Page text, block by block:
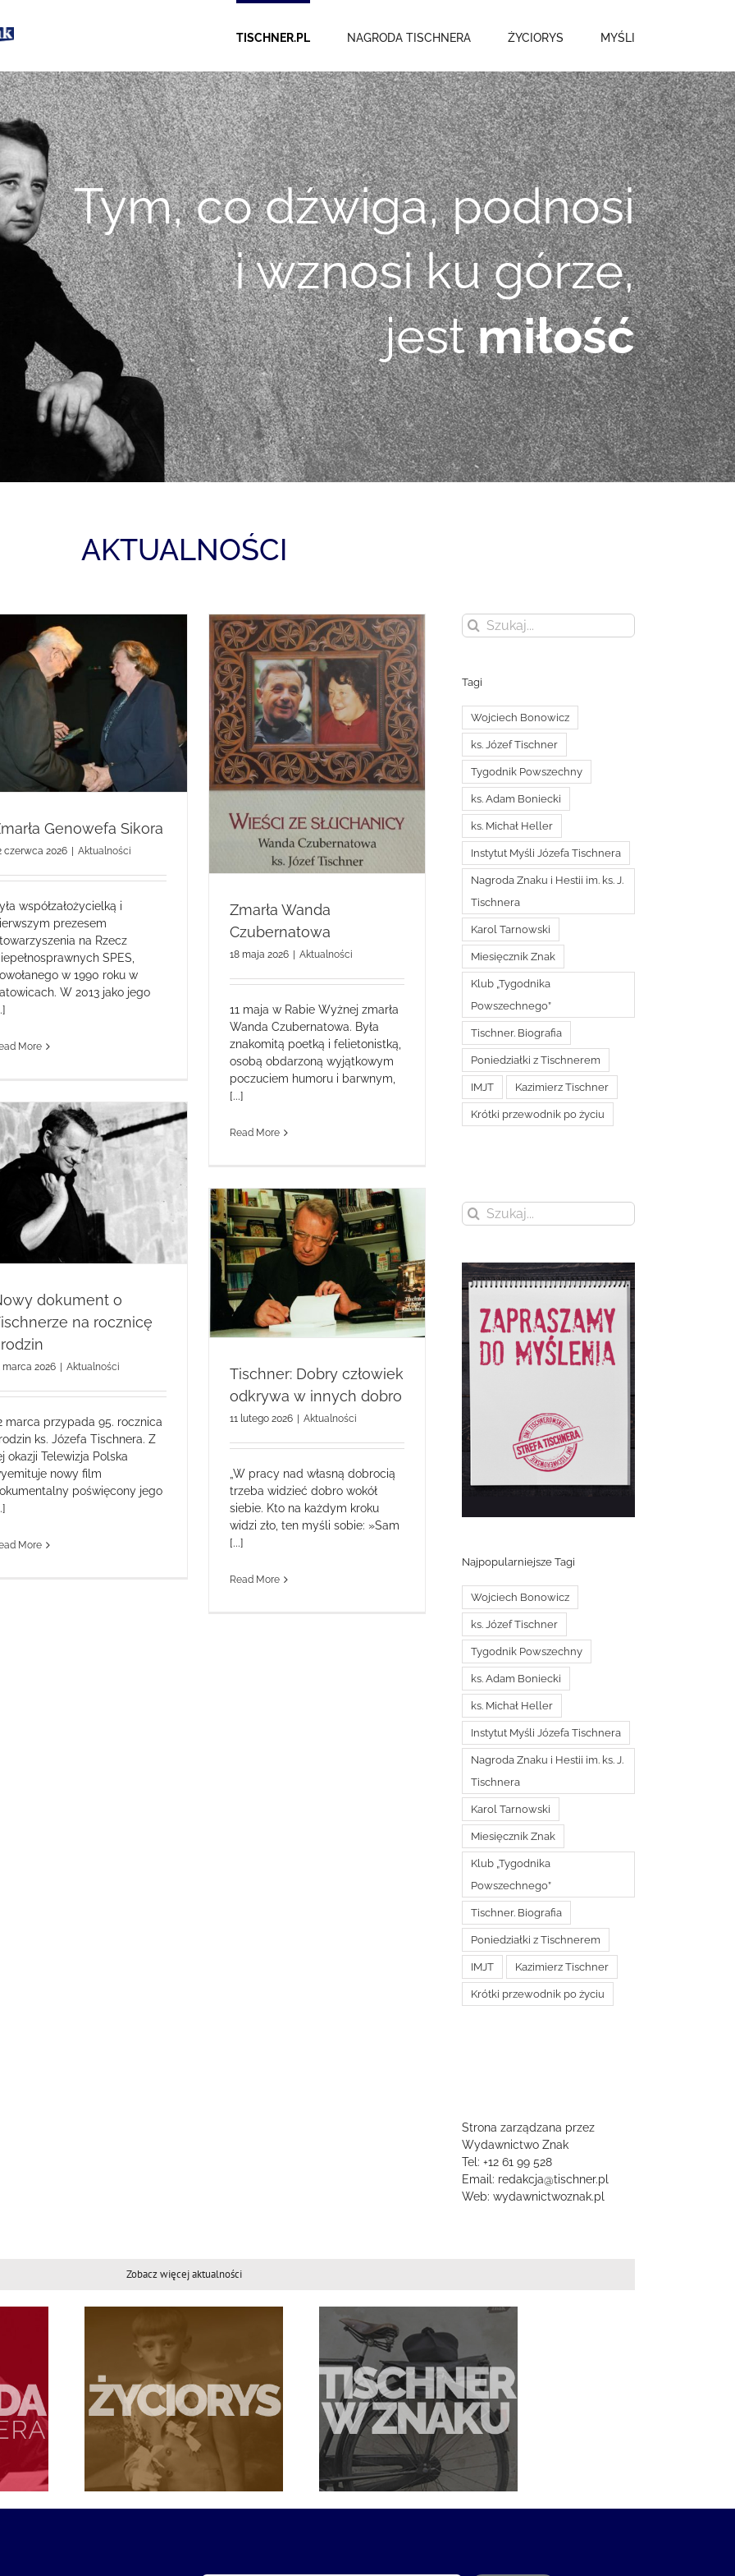
TISCHNER.PL NAGRODA TISCHNERA ŻYCIORYS MYŚLI
Tym, co dźwiga, podnosi
i wznosi ku górze,
jestmiłość
AKTUALNOŚCI
Genowefa Sikora
czerwca 2026 Aktualności
współzałożycielką i
prezesem
na Rzecz
SPES,
w 1990 roku w
W 2013 jako jego
More
Zmarła Wanda Czubernatowa
Zmarła Wanda
Czubernatowa
18 maja 2026 | Aktualności
11 maja w Rabie Wyżnej zmarła
Wanda Czubernatowa. Była
znakomitą poetką i felietonistką,
osobą obdarzoną wyjątkowym
poczuciem humoru i barwnym,
[...]
Read More
dokument o
na rocznicę
marca 2026 | Aktualności
marca przypada 95. rocznica
ks. Józefa Tischnera. Z
okazji Telewizja Polska
nowy film
poświęcony jego
More
Tischner: Dobry człowiek
odkrywa w innych dobro
11 lutego 2026 | Aktualności
„W pracy nad własną dobrocią
trzeba widzieć dobro wokół
siebie. Kto na każdym kroku
widzi zło, ten myśli sobie: »Sam
[...]
Read More
Szukaj
Tagi
Wojciech Bonowicz
ks. Józef Tischner
Tygodnik Powszechny
ks. Adam Boniecki
ks. Michał Heller
Instytut Myśli Józefa Tischnera
Nagroda Znaku i Hestii im. ks. J.
Tischnera
Karol Tarnowski
Miesięcznik Znak
Klub „Tygodnika
Powszechnego”
Tischner. Biografia
Poniedziałki z Tischnerem
IMJT Kazimierz Tischner
Krótki przewodnik po życiu
Szukaj
Najpopularniejsze Tagi
Wojciech Bonowicz
ks. Józef Tischner
Tygodnik Powszechny
ks. Adam Boniecki
ks. Michał Heller
Instytut Myśli Józefa Tischnera
Nagroda Znaku i Hestii im. ks. J.
Tischnera
Karol Tarnowski
Miesięcznik Znak
Klub „Tygodnika
Powszechnego”
Tischner. Biografia
Poniedziałki z Tischnerem
IMJT Kazimierz Tischner
Krótki przewodnik po życiu
Strona zarządzana przez
Wydawnictwo Znak
Tel: +12 61 99 528
Email: redakcja@tischner.pl
Web: wydawnictwoznak.pl
Zobacz więcej aktualności